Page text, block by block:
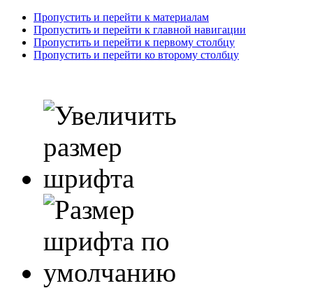
Пропустить и перейти к материалам
Пропустить и перейти к главной навигации
Пропустить и перейти к первому столбцу
Пропустить и перейти ко второму столбцу